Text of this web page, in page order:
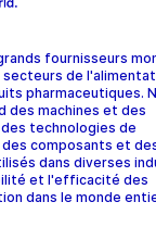
fournisseurs
de
pharmaceutiques.
des machines et des
technologies de
composants et
dans diverses
et l'efficacité des
dans le monde